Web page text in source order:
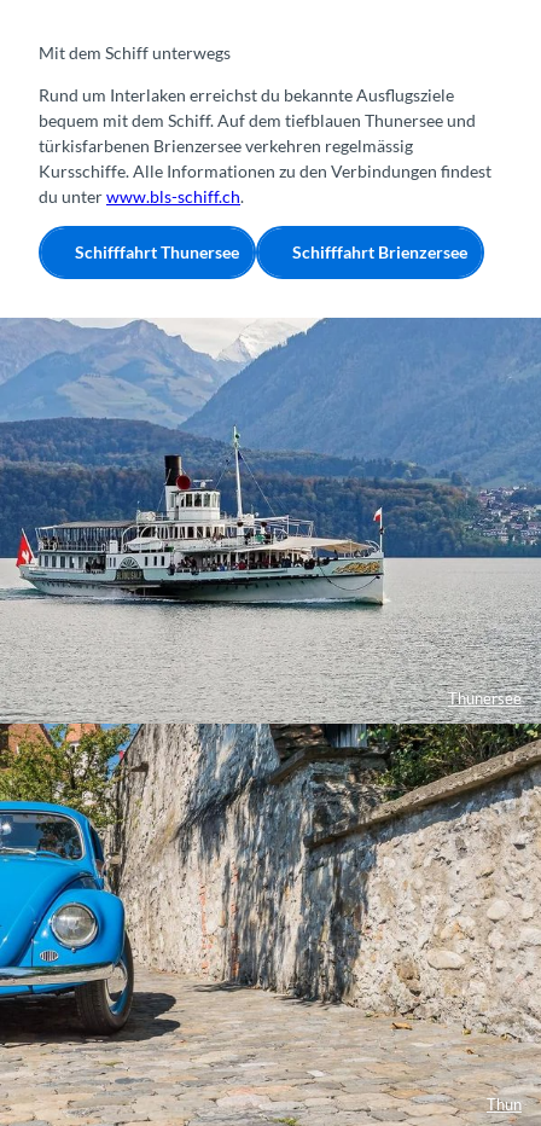
Mit dem Schiff unterwegs
Rund um Interlaken erreichst du bekannte Ausflugsziele
bequem mit dem Schiff. Auf dem tiefblauen Thunersee und
türkisfarbenen Brienzersee verkehren regelmässig
Kursschiffe. Alle Informationen zu den Verbindungen findest
du unterwww.bls-schiff.ch.
Schifffahrt Thunersee Schifffahrt Brienzersee
Thunersee
Thun